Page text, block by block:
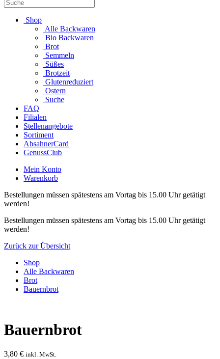
Shop
Alle Backwaren
Bio Backwaren
Brot
Semmeln
Süßes
Brotzeit
Glutenreduziert
Ostern
Suche
FAQ
Filialen
Stellenangebote
Sortiment
AbsahnerCard
GenussClub
Mein Konto
Warenkorb
Bestellungen müssen spätestens am Vortag bis 15.00 Uhr getätigt
werden!
Bestellungen müssen spätestens am Vortag bis 15.00 Uhr getätigt
werden!
Zurück zur Übersicht
Shop
Alle Backwaren
Brot
Bauernbrot
Bauernbrot
3,80 € inkl. MwSt.